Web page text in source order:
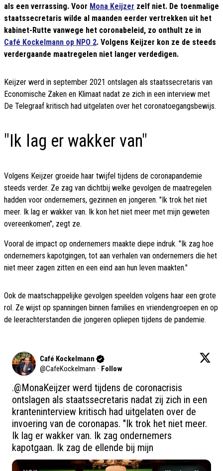
als een verrassing. Voor Mona Keijzer zelf niet. De toenmalige
staatssecretaris wilde al maanden eerder vertrekken uit het
kabinet-Rutte vanwege het coronabeleid, zo onthult ze in
Café Kockelmann op NPO 2. Volgens Keijzer kon ze de steeds
verdergaande maatregelen niet langer verdedigen.
Keijzer werd in september 2021 ontslagen als staatssecretaris van
Economische Zaken en Klimaat nadat ze zich in een interview met
De Telegraaf kritisch had uitgelaten over het coronatoegangsbewijs.
"Ik lag er wakker van"
Volgens Keijzer groeide haar twijfel tijdens de coronapandemie
steeds verder. Ze zag van dichtbij welke gevolgen de maatregelen
hadden voor ondernemers, gezinnen en jongeren. "Ik trok het niet
meer. Ik lag er wakker van. Ik kon het niet meer met mijn geweten
overeenkomen", zegt ze.
Vooral de impact op ondernemers maakte diepe indruk. "Ik zag hoe
ondernemers kapotgingen, tot aan verhalen van ondernemers die het
niet meer zagen zitten en een eind aan hun leven maakten."
Ook de maatschappelijke gevolgen speelden volgens haar een grote
rol. Ze wijst op spanningen binnen families en vriendengroepen en op
de leerachterstanden die jongeren opliepen tijdens de pandemie.
Café Kockelmann
@CafeKockelmann · Follow
.@MonaKeijzer werd tijdens de coronacrisis
ontslagen als staatssecretaris nadat zij zich in een
kranteninterview kritisch had uitgelaten over de
invoering van de coronapas. "Ik trok het niet meer.
Ik lag er wakker van. Ik zag ondernemers
kapotgaan. Ik zag de ellende bij mijn